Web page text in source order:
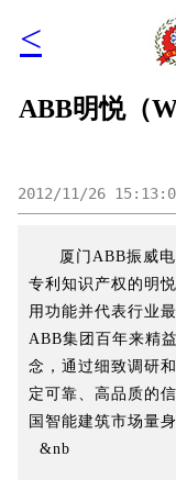
<
ABB明悦（
2012/11/26
厦门ABB振威
专利知识产权的明
用功能并代表行业
ABB集团百年来精
念，通过细致调研
定可靠、高品质的
国智能建筑市场量
&nb